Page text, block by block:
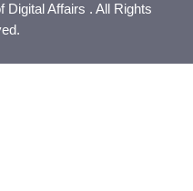
Digital Affairs . All Rights